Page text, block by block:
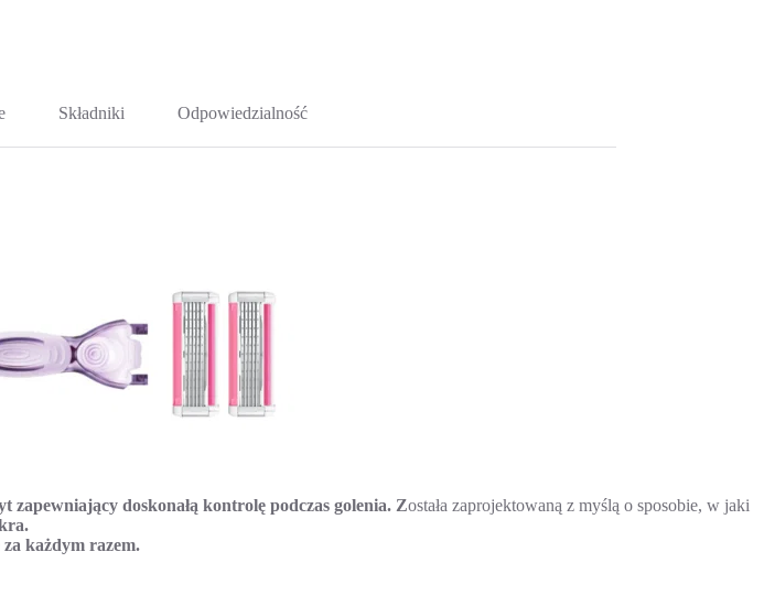
Składniki Odpowiedzialność
zapewniający doskonałą kontrolę podczas golenia. Została zaprojektowaną z myślą o sposobie, w jaki
za każdym razem.